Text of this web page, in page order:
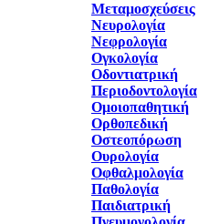
Μεταμοσχεύσεις
Νευρολογία
Νεφρολογία
Ογκολογία
Οδοντιατρική
Περιοδοντολογία
Ομοιοπαθητική
Ορθοπεδική
Οστεοπόρωση
Ουρολογία
Οφθαλμολογία
Παθολογία
Παιδιατρική